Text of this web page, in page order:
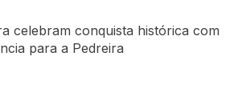
celebram conquista histórica com
para a Pedreira